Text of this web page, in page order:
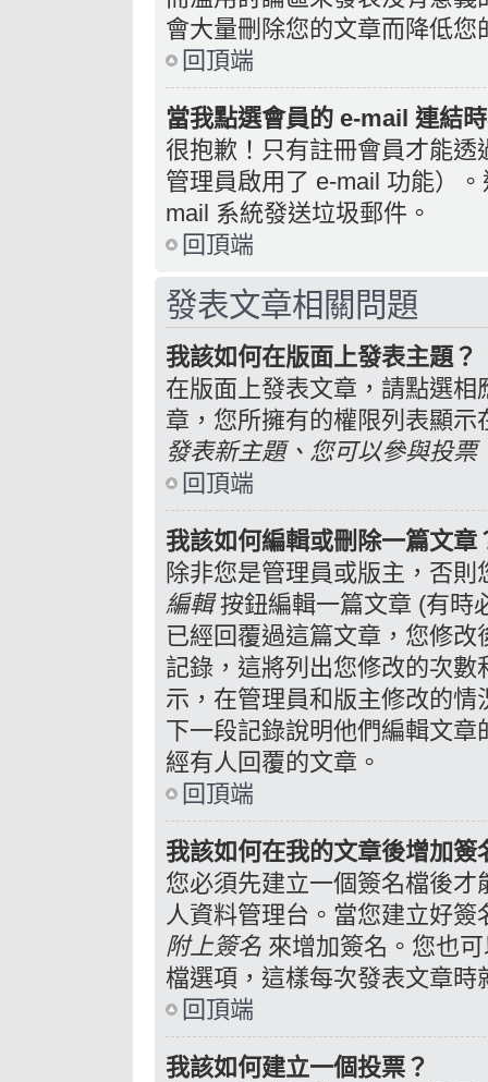
會大量刪除您的文章而降低您
回頂端
當我點選會員的 e-mail 連結
很抱歉！只有註冊會員才能
管理員啟用了 e-mail 功能）
mail 系統發送垃圾郵件。
回頂端
發表文章相關問題
我該如何在版面上發表主題？
在版面上發表文章，請點選
章，您所擁有的權限列表顯
發表新主題、您可以參與投票
回頂端
我該如何編輯或刪除一篇文章
除非您是管理員或版主，否
編輯按鈕編輯一篇文章 (有時
已經回覆過這篇文章，您修
記錄，這將列出您修改的次
示，在管理員和版主修改的
下一段記錄說明他們編輯文
經有人回覆的文章。
回頂端
我該如何在我的文章後增加簽
您必須先建立一個簽名檔後
人資料管理台。當您建立好
附上簽名 來增加簽名。您也
檔選項，這樣每次發表文章
回頂端
我該如何建立一個投票？